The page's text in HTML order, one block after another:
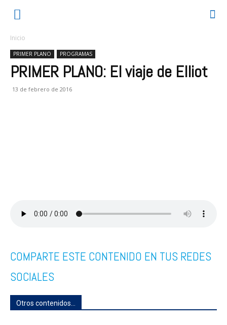
Inicio
PRIMER PLANO PROGRAMAS
PRIMER PLANO: El viaje de Elliot
13 de febrero de 2016
COMPARTE ESTE CONTENIDO EN TUS REDES
SOCIALES
Otros contenidos...